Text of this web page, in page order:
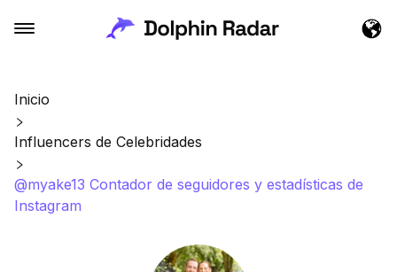
Inicio
Influencers de Celebridades
@myake13 Contador de seguidores y estadísticas de
Instagram